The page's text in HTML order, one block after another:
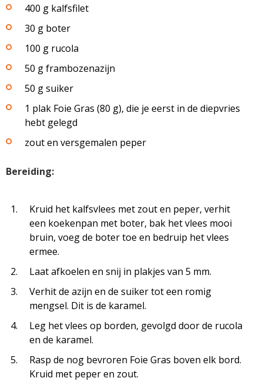
400 g kalfsfilet
30 g boter
100 g rucola
50 g frambozenazijn
50 g suiker
1 plak Foie Gras (80 g), die je eerst in de diepvries
hebt gelegd
zout en versgemalen peper
Bereiding:
Kruid het kalfsvlees met zout en peper, verhit
een koekenpan met boter, bak het vlees mooi
bruin, voeg de boter toe en bedruip het vlees
ermee.
Laat afkoelen en snij in plakjes van 5 mm.
Verhit de azijn en de suiker tot een romig
mengsel. Dit is de karamel.
Leg het vlees op borden, gevolgd door de rucola
en de karamel.
Rasp de nog bevroren Foie Gras boven elk bord.
Kruid met peper en zout.